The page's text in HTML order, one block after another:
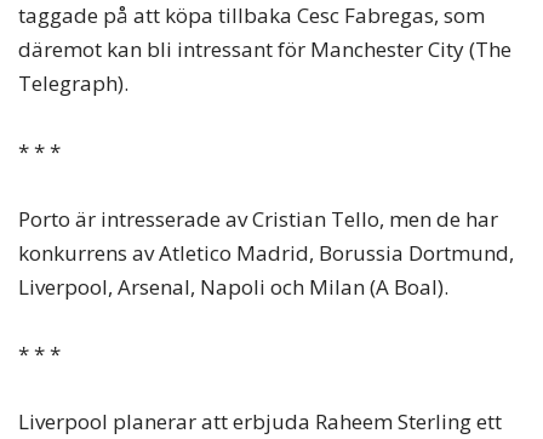
taggade på att köpa tillbaka Cesc Fabregas, som
däremot kan bli intressant för Manchester City (The
Telegraph).
* * *
Porto är intresserade av Cristian Tello, men de har
konkurrens av Atletico Madrid, Borussia Dortmund,
Liverpool, Arsenal, Napoli och Milan (A Boal).
* * *
Liverpool planerar att erbjuda Raheem Sterling ett